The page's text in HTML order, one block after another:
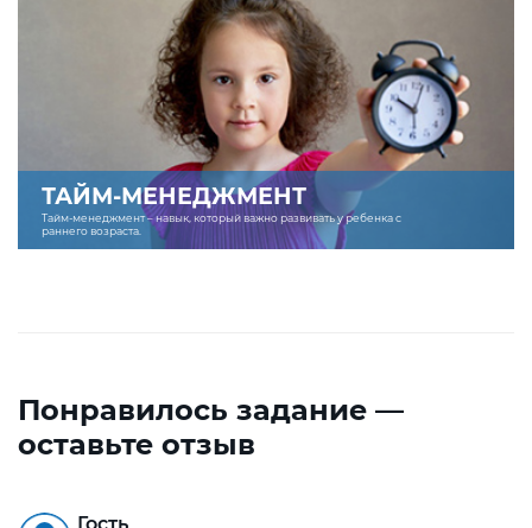
ТАЙМ-МЕНЕДЖМЕНТ
Тайм-менеджмент – навык, который важно развивать у ребенка с
раннего возраста.
Понравилось задание —
оставьте отзыв